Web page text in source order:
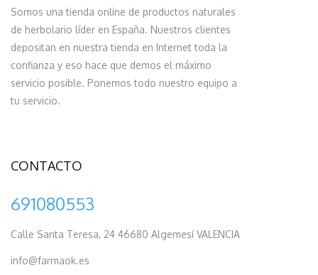
Somos una tienda online de productos naturales
de herbolario líder en España. Nuestros clientes
depositan en nuestra tienda en Internet toda la
confianza y eso hace que demos el máximo
servicio posible. Ponemos todo nuestro equipo a
tu servicio.
CONTACTO
691080553
Calle Santa Teresa, 24 46680 Algemesí VALENCIA
info@farmaok.es